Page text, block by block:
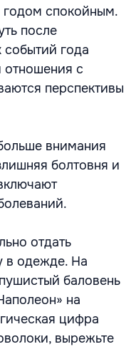
годом спокойным.
после
года
отношения с
перспективы
внимания
болтовня и
отдать
в одежде. На
баловень
на
цифра
вырежьте